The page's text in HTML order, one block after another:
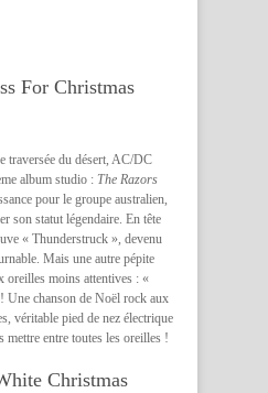
For Christmas
traversée du désert, AC/DC
album studio : The Razors
pour le groupe australien,
son statut légendaire. En tête
« Thunderstruck », devenu
Mais une autre pépite
oreilles moins attentives : «
chanson de Noël rock aux
véritable pied de nez électrique
mettre entre toutes les oreilles !
Christmas